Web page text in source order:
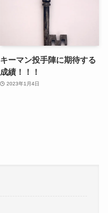
キーマン投手陣に期待する
成績！！！
2023年1月4日